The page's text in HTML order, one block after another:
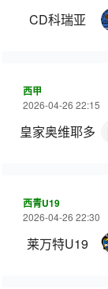
CD科瑞亚
西甲
2026-04-26 22:15
皇家奥维耶多
西青U19
2026-04-26 22:30
莱万特U19